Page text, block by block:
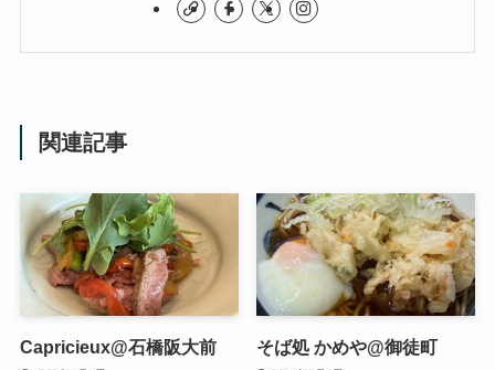
関連記事
Capricieux@石橋阪大前 そば処 かめや@御徒町